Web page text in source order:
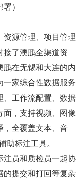
）
源管理、项目管理
了澳鹏全渠道资
在无锡和大连的内
家综合性数据服务
工作流配置、数据
，支持视频、图像
，全覆盖文本、音
标注工具。
员和质检员一起协
的提交和打回等复杂